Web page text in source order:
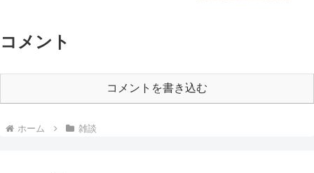
コメント
コメントを書き込む
ホーム 雑談